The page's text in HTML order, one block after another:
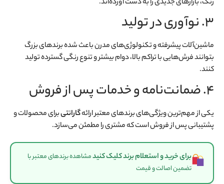
رنگ، بازارهای جدیدی را به دست آورده‌اند.
۳. نوآوری در تولید
ماشین‌آلات پیشرفته و تکنولوژی‌های مدرن باعث شده برندهای بزرگ
بتوانند فرش‌هایی با تراکم بالا، دوام بیشتر و تنوع رنگی گسترده تولید
کنند.
۴. ضمانت‌نامه و خدمات پس از فروش
یکی از مهم‌ترین ویژگی‌های برندهای معتبر ارائهگارانتیبرای محصولات و
پشتیبانی پس از فروش است که مشتری را مطمئن می‌سازد.
برای خرید و استعلام برند کلیک کنیدمشاهده برندهای معتبر با
تضمین اصالت و قیمت